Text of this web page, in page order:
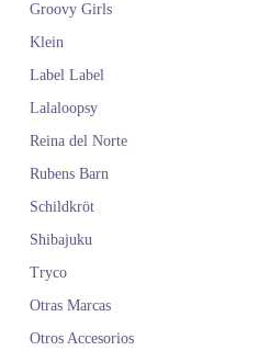
Groovy Girls
Klein
Label Label
Lalaloopsy
Reina del Norte
Rubens Barn
Schildkröt
Shibajuku
Tryco
Otras Marcas
Otros Accesorios